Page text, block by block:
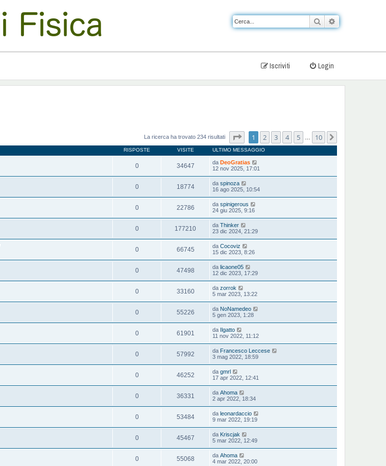
Cerca
Login
Iscriviti
La ricerca ha trovato 234 risultati Pagina1 di10
1 2 3 4 5 10
RISPOSTE VISITE ULTIMO MESSAGGIO
0 34647 da DeoGratias
12 nov 2025, 17:01
0 18774 da spinoza
16 ago 2025, 10:54
0 22786 da spinigerous
24 giu 2025, 9:16
0 177210 da Thinker
23 dic 2024, 21:29
0 66745 da Cocoviz
15 dic 2023, 8:26
0 47498 da licaone05
12 dic 2023, 17:29
0 33160 da zorrok
5 mar 2023, 13:22
0 55226 da NoNamedeo
5 gen 2023, 1:28
0 61901 da Ilgatto
11 nov 2022, 11:12
0 57992 da Francesco Leccese
3 mag 2022, 18:59
0 46252 da gmrl
17 apr 2022, 12:41
0 36331 da Ahoma
2 apr 2022, 18:34
0 53484 da leonardaccio
9 mar 2022, 19:19
0 45467 da Kriscjak
5 mar 2022, 12:49
0 55068 da Ahoma
4 mar 2022, 20:00